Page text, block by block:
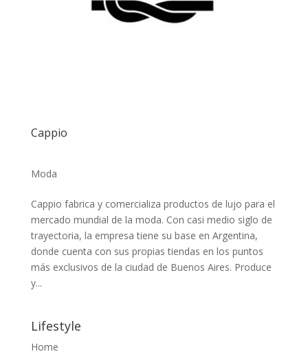
Cappio
Moda
Cappio fabrica y comercializa productos de lujo para el
mercado mundial de la moda. Con casi medio siglo de
trayectoria, la empresa tiene su base en Argentina,
donde cuenta con sus propias tiendas en los puntos
más exclusivos de la ciudad de Buenos Aires. Produce
y...
Lifestyle
Home